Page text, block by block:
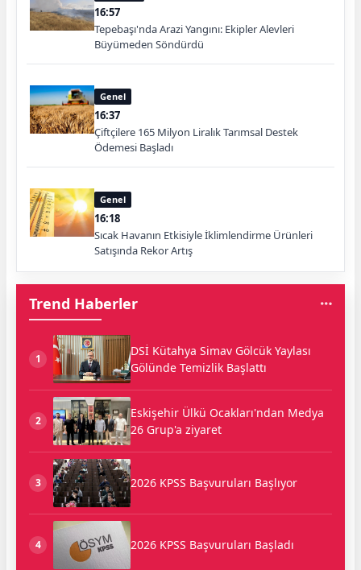
16:57
Tepebaşı'nda Arazi Yangını: Ekipler Alevleri
Büyümeden Söndürdü
Genel
16:37
Çiftçilere 165 Milyon Liralık Tarımsal Destek
Ödemesi Başladı
Genel
16:18
Sıcak Havanın Etkisiyle İklimlendirme Ürünleri
Satışında Rekor Artış
Trend Haberler
1
DSİ Kütahya Simav Gölcük Yaylası
Gölünde Temizlik Başlattı
2
Eskişehir Ülkü Ocakları'ndan Medya
26 Grup'a ziyaret
3 2026 KPSS Başvuruları Başlıyor
4 2026 KPSS Başvuruları Başladı